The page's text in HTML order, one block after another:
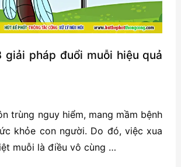
giải pháp đuổi muỗi hiệu quả
trùng nguy hiểm, mang mầm bệnh
khỏe con người. Do đó, việc xua
muỗi là điều vô cùng …